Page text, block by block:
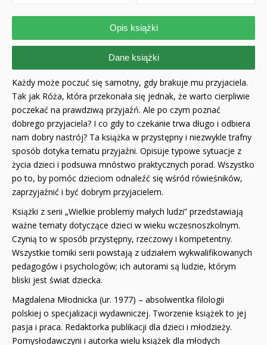
Opis książki
Dane książki
Każdy może poczuć się samotny, gdy brakuje mu przyjaciela.
Tak jak Róża, która przekonała się jednak, że warto cierpliwie
poczekać na prawdziwą przyjaźń. Ale po czym poznać
dobrego przyjaciela? I co gdy to czekanie trwa długo i odbiera
nam dobry nastrój? Ta książka w przystępny i niezwykle trafny
sposób dotyka tematu przyjaźni. Opisuje typowe sytuacje z
życia dzieci i podsuwa mnóstwo praktycznych porad. Wszystko
po to, by pomóc dzieciom odnaleźć się wśród rówieśników,
zaprzyjaźnić i być dobrym przyjacielem.
Książki z serii „Wielkie problemy małych ludzi” przedstawiają
ważne tematy dotyczące dzieci w wieku wczesnoszkolnym.
Czynią to w sposób przystępny, rzeczowy i kompetentny.
Wszystkie tomiki serii powstają z udziałem wykwalifikowanych
pedagogów i psychologów; ich autorami są ludzie, którym
bliski jest świat dziecka.
Magdalena Młodnicka (ur. 1977) – absolwentka filologii
polskiej o specjalizacji wydawniczej. Tworzenie książek to jej
pasja i praca. Redaktorka publikacji dla dzieci i młodzieży.
Pomysłodawczyni i autorka wielu książek dla młodych